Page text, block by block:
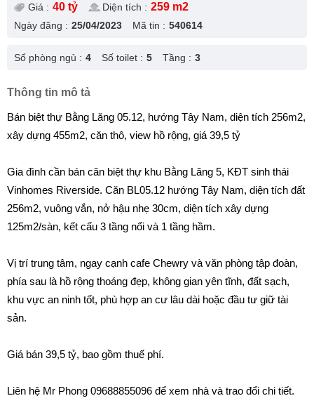
Giá : 40 tỷ Diện tích : 259 m2
Ngày đăng : 25/04/2023 Mã tin : 540614
Số phòng ngủ : 4 Số toilet : 5 Tầng : 3
Thông tin mô tả
Bán biệt thự Bằng Lăng 05.12, hướng Tây Nam, diện tích 256m2,
xây dựng 455m2, căn thô, view hồ rộng, giá 39,5 tỷ
Gia đình cần bán căn biệt thự khu Bằng Lăng 5, KĐT sinh thái
Vinhomes Riverside. Căn BL05.12 hướng Tây Nam, diện tích đất
256m2, vuông vắn, nở hậu nhẹ 30cm, diện tích xây dựng
125m2/sàn, kết cấu 3 tầng nổi và 1 tầng hầm.
Vị trí trung tâm, ngay cạnh cafe Chewry và văn phòng tập đoàn,
phía sau là hồ rộng thoáng đẹp, không gian yên tĩnh, đất sạch,
khu vực an ninh tốt, phù hợp an cư lâu dài hoặc đầu tư giữ tài
sản.
Giá bán 39,5 tỷ, bao gồm thuế phí.
Liên hệ Mr Phong 09688855096 để xem nhà và trao đổi chi tiết.